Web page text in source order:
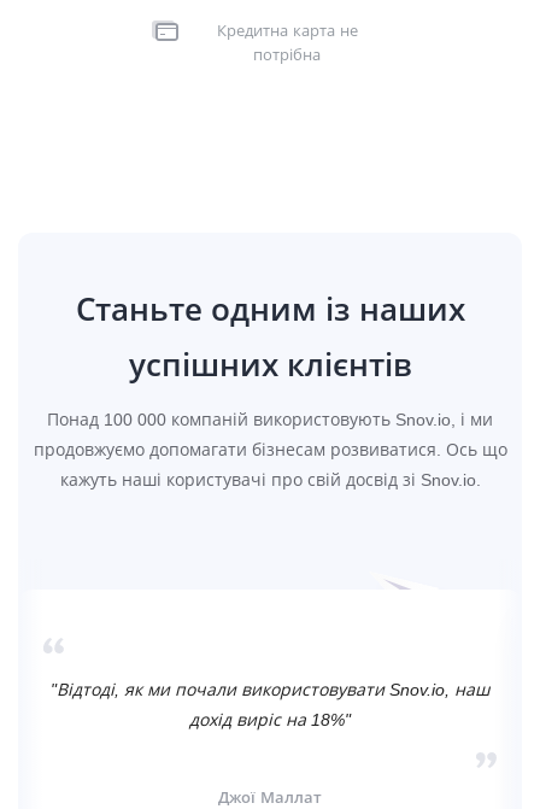
Кредитна карта не
потрібна
Станьте одним із наших
успішних клієнтів
Понад 100 000 компаній використовують Snov.io, і ми
продовжуємо допомагати бізнесам розвиватися. Ось що
кажуть наші користувачі про свій досвід зі Snov.io.
"Відтоді, як ми почали використовувати Snov.io, наш
дохід виріс на 18%"
Джої Маллат